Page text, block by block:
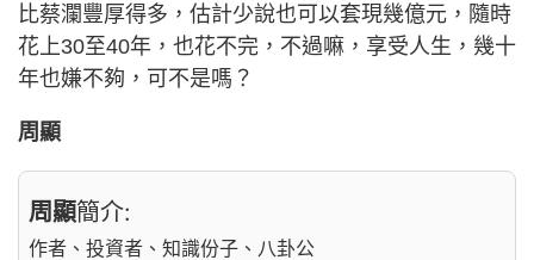
比蔡瀾豐厚得多，估計少說也可以套現幾億元，隨時
花上30至40年，也花不完，不過嘛，享受人生，幾十
年也嫌不夠，可不是嗎？
周顯
周顯簡介:
作者、投資者、知識份子、八卦公